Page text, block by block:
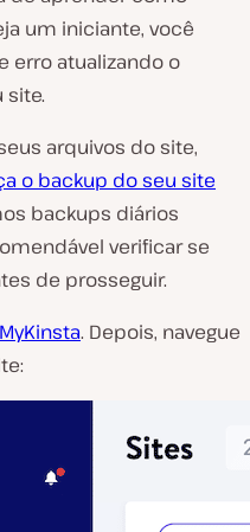
um iniciante, você
erro atualizando o
site.
arquivos do site,
o backup do seu site
backups diários
verificar se
de prosseguir.
. Depois, navegue